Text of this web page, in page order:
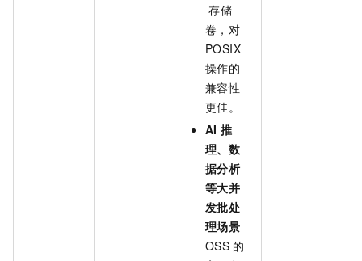
存储
卷，对
POSIX
操作的
兼容性
更佳。
AI 推
理、数
据分析
等大并
发批处
理场景
OSS 的